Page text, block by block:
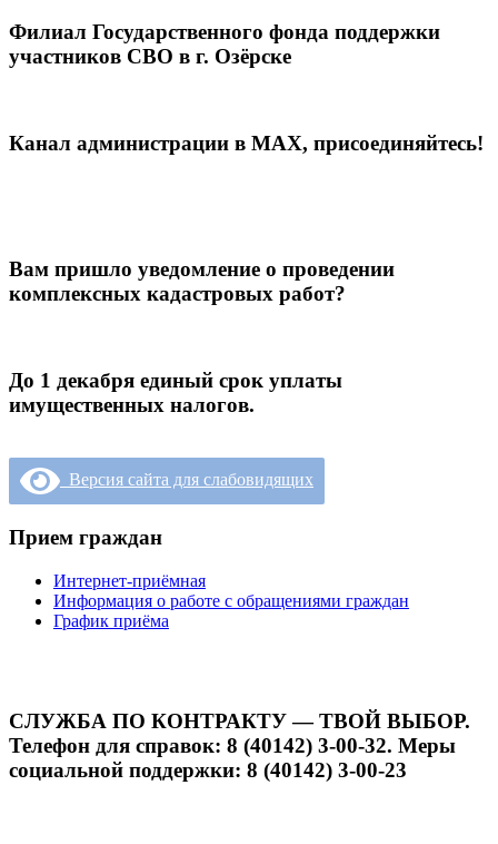
Филиал Государственного фонда поддержки
участников СВО в г. Озёрске
Канал администрации в МАХ, присоединяйтесь!
Вам пришло уведомление о проведении
комплексных кадастровых работ?
До 1 декабря единый срок уплаты
имущественных налогов.
Версия сайта для слабовидящих
Прием граждан
Интернет-приёмная
Информация о работе с обращениями граждан
График приёма
СЛУЖБА ПО КОНТРАКТУ — ТВОЙ ВЫБОР.
Телефон для справок: 8 (40142) 3-00-32. Меры
социальной поддержки: 8 (40142) 3-00-23